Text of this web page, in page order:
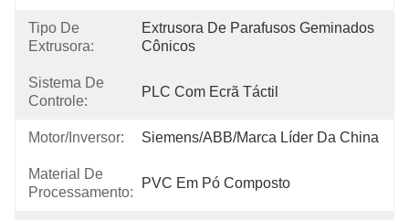
Tipo De
Extrusora:
Extrusora De Parafusos Geminados
Cônicos
Sistema De
Controle:
PLC Com Ecrã Táctil
Motor/Inversor: Siemens/ABB/Marca Líder Da China
Material De
Processamento:
PVC Em Pó Composto